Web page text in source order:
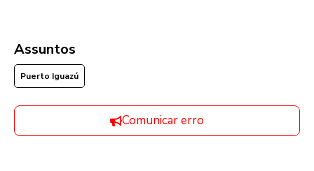
Assuntos
Puerto Iguazú
Comunicar erro